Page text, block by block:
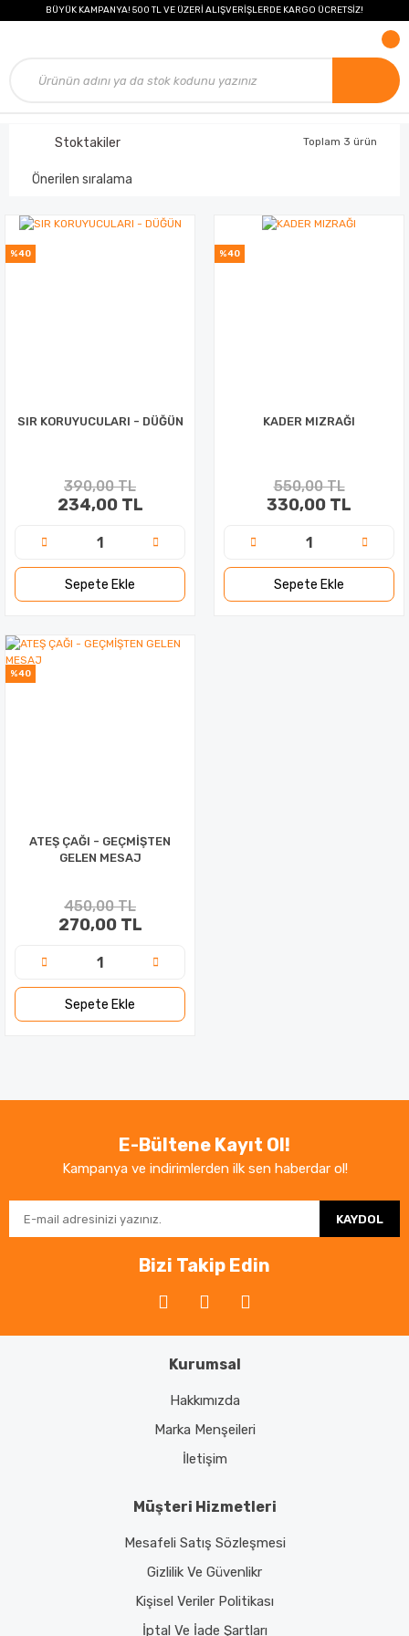
BÜYÜK KAMPANYA! 500 TL VE ÜZERİ ALIŞVERİŞLERDE KARGO ÜCRETSİZ!
Stoktakiler Toplam 3 ürün
%40
SIR KORUYUCULARI - DÜĞÜN
390,00 TL
234,00 TL
Sepete Ekle
%40
KADER MIZRAĞI
550,00 TL
330,00 TL
Sepete Ekle
%40
ATEŞ ÇAĞI - GEÇMİŞTEN
GELEN MESAJ
450,00 TL
270,00 TL
Sepete Ekle
E-Bültene Kayıt Ol!
Kampanya ve indirimlerden ilk sen haberdar ol!
KAYDOL
Bizi Takip Edin
Kurumsal
Hakkımızda
Marka Menşeileri
İletişim
Müşteri Hizmetleri
Mesafeli Satış Sözleşmesi
Gizlilik Ve Güvenlikr
Kişisel Veriler Politikası
İptal Ve İade Şartları